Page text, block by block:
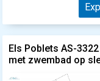
Els Poblets AS-
met zwembad op